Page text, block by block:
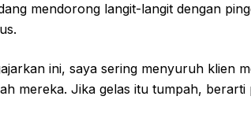
mendorong langit-langit dengan
ini, saya sering menyuruh klien
mereka. Jika gelas itu tumpah, berarti